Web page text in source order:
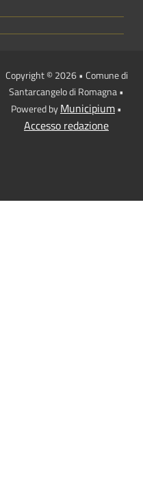
Copyright © 2026 • Comune di
Santarcangelo di Romagna •
Powered byMunicipium•
Accesso redazione